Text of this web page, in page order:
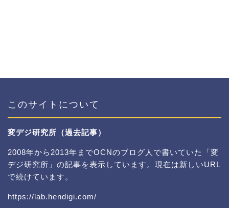
このサイトについて
変デジ研究所（過去記事）
2008年から2013年までOCNのブログ人で書いていた「変
デジ研究所」の記事を表示しています。現在は新しいURL
で続けています。
https://lab.hendigi.com/